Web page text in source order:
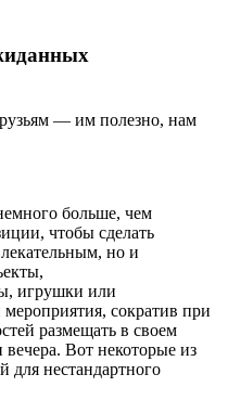
— им полезно, нам
больше, чем
чтобы сделать
но и
игрушки или
сократив при
размещать в своем
вечера. Вот некоторые из
нестандартного